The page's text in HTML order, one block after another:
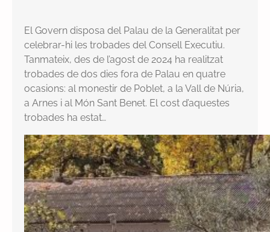
El Govern disposa del Palau de la Generalitat per
celebrar-hi les trobades del Consell Executiu.
Tanmateix, des de l’agost de 2024 ha realitzat
trobades de dos dies fora de Palau en quatre
ocasions: al monestir de Poblet, a la Vall de Núria,
a Arnes i al Món Sant Benet. El cost d’aquestes
trobades ha estat…